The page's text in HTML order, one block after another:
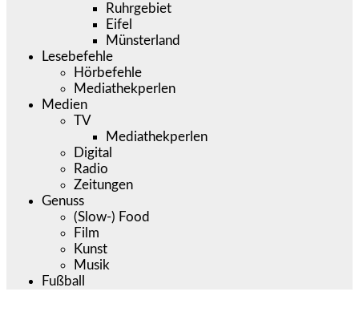
Ruhrgebiet
Eifel
Münsterland
Lesebefehle
Hörbefehle
Mediathekperlen
Medien
TV
Mediathekperlen
Digital
Radio
Zeitungen
Genuss
(Slow-) Food
Film
Kunst
Musik
Fußball